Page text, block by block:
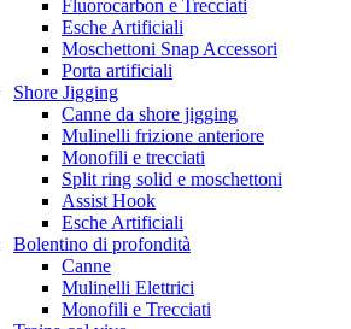
Fluorocarbon e Trecciati
Esche Artificiali
Moschettoni Snap Accessori
Porta artificiali
Shore Jigging
Canne da shore jigging
Mulinelli frizione anteriore
Monofili e trecciati
Split ring solid e moschettoni
Assist Hook
Esche Artificiali
Bolentino di profondità
Canne
Mulinelli Elettrici
Monofili e Trecciati